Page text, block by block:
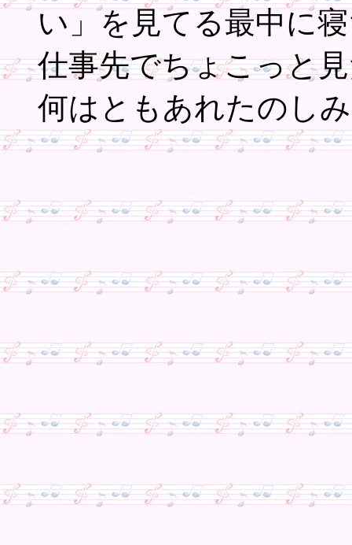
い」を見てる最中に
仕事先でちょこっと
何はともあれたのし